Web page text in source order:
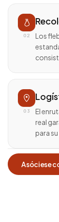
02
Los
03
El
real
para
Asóciese